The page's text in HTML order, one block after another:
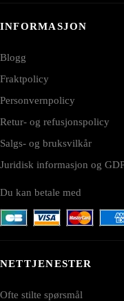
INFORMASJON
Blogg
Fraktpolicy
Personvernpolicy
Retur- og refusjonspolicy
Salgs- og bruksvilkår
Juridisk informasjon og
Du kan betale med
NETTJENESTER
Ofte stilte spørsmål